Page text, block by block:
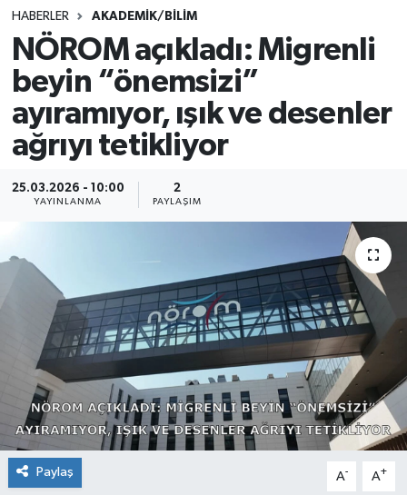
HABERLER AKADEMİK/BİLİM
NÖROM açıkladı: Migrenli
beyin “önemsizi”
ayıramıyor, ışık ve desenler
ağrıyı tetikliyor
25.03.2026 - 10:00
YAYINLANMA
2
PAYLAŞIM
Paylaş A- A+
SINAVLAR
YARIŞMA/ETKİNLİKLER
ANKET
AKADEMİK/BİLİM
MEVZUAT/KARARLAR